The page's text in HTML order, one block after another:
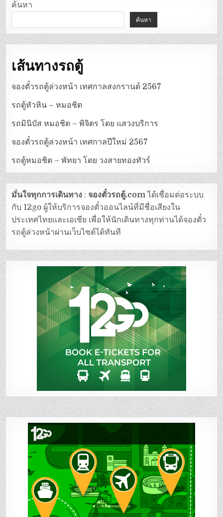
ค้นหา
ค้นหา
เส้นทางรถตู้
จองตั๋วรถตู้ล่วงหน้า เทศกาลสงกรานต์ 2567
รถตู้หัวหิน – หมอชิต
รถมินิบัส หมอชิต – พิจิตร โดย แสวงบริการ
จองตั๋วรถตู้ล่วงหน้า เทศกาลปีใหม่ 2567
รถตู้หมอชิต – พัทยา โดย วงสายทองทัวร์
มั่นใจทุกการเดินทาง :จองตั๋วรถตู้.comได้เชื่อมต่อระบบ
กับ 12go ผู้ให้บริการจองตั๋วออนไลน์ที่มีชื่อเสียงใน
ประเทศไทยและเอเซีย เพื่อให้นักเดินทางทุกท่านได้จองตั๋ว
รถตู้ล่วงหน้าผ่านเว็บไซต์ได้ทันที